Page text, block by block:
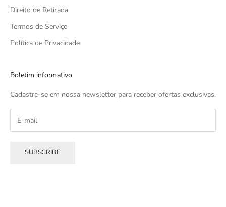
Direito de Retirada
Termos de Serviço
Política de Privacidade
Boletim informativo
Cadastre-se em nossa newsletter para receber ofertas exclusivas.
SUBSCRIBE